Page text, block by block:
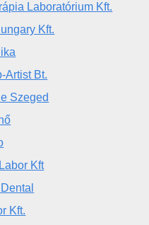
Laboratórium Kft.
Kft.
Artist Bt.
Szeged
Kft
Kft.